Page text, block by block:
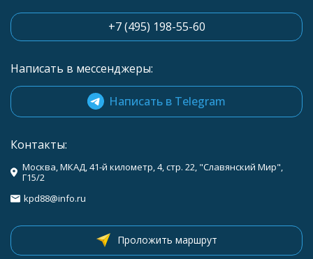
+7 (495) 198-55-60
Написать в мессенджеры:
Написать в Telegram
Контакты:
Москва, МКАД, 41-й километр, 4, стр. 22, "Славянский Мир",
Г15/2
kpd88@info.ru
Проложить маршрут